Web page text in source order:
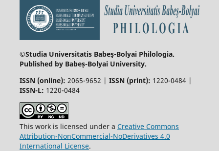
©Studia Universitatis Babeş-Bolyai Philologia.
Published by Babeș-Bolyai University.
ISSN (online): 2065-9652 | ISSN (print): 1220-0484 |
ISSN-L: 1220-0484
This work is licensed under a Creative Commons
Attribution-NonCommercial-NoDerivatives 4.0
International License.